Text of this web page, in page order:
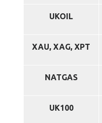
UKOIL
XAU, XAG, XPT
NATGAS
UK100